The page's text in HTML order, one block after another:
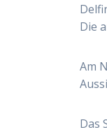
Die
Am
Das